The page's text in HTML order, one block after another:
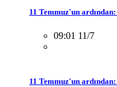
11 Temmuz'un
09:01 11/7
11 Temmuz'un